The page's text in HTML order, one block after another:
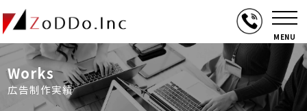
MENU
Works
広告制作実績